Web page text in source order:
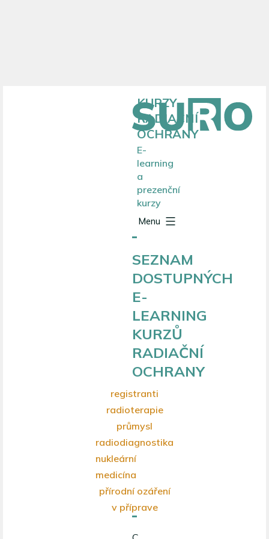
k
obsahu
KURZY
RADIAČNÍ
OCHRANY
E-
learning
a
prezenční
kurzy
Menu
SEZNAM
DOSTUPNÝCH
E-
LEARNING
KURZŮ
RADIAČNÍ
OCHRANY
registranti
radioterapie
průmysl
radiodiagnostika
nukleární
medicína
přírodní ozáření
v příprave